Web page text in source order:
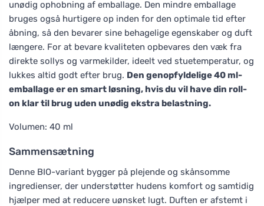
unødig ophobning af emballage. Den mindre emballage
bruges også hurtigere op inden for den optimale tid efter
åbning, så den bevarer sine behagelige egenskaber og duft
længere. For at bevare kvaliteten opbevares den væk fra
direkte sollys og varmekilder, ideelt ved stuetemperatur, og
lukkes altid godt efter brug. Den genopfyldelige 40 ml-
emballage er en smart løsning, hvis du vil have din roll-
on klar til brug uden unødig ekstra belastning.
Volumen: 40 ml
Sammensætning
Denne BIO-variant bygger på plejende og skånsomme
ingredienser, der understøtter hudens komfort og samtidig
hjælper med at reducere uønsket lugt. Duften er afstemt i